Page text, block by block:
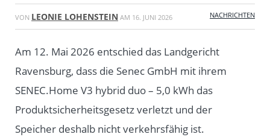
VON LEONIE LOHENSTEIN AM 16. JUNI 2026 NACHRICHTEN
Am 12. Mai 2026 entschied das Landgericht
Ravensburg, dass die Senec GmbH mit ihrem
SENEC.Home V3 hybrid duo – 5,0 kWh das
Produktsicherheitsgesetz verletzt und der
Speicher deshalb nicht verkehrsfähig ist.